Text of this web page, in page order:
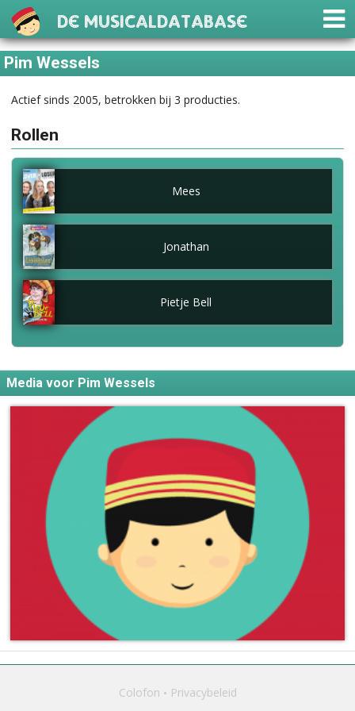
De Musicaldatabase
Pim Wessels
Actief sinds 2005, betrokken bij 3 producties.
Rollen
Mees
Jonathan
Pietje Bell
Media voor Pim Wessels
Colofon Privacybeleid